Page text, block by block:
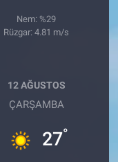
Nem: %29
Rüzgar: 4.81 m/s
12 AĞUSTOS
ÇARŞAMBA
27°